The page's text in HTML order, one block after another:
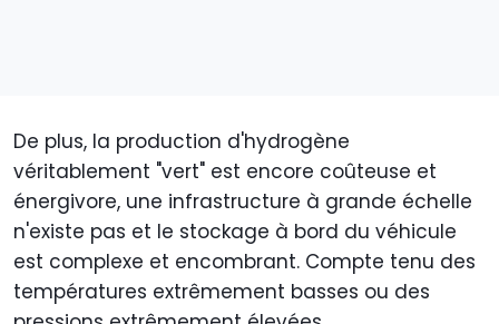
De plus, la production d'hydrogène
véritablement "vert" est encore coûteuse et
énergivore, une infrastructure à grande échelle
n'existe pas et le stockage à bord du véhicule
est complexe et encombrant. Compte tenu des
températures extrêmement basses ou des